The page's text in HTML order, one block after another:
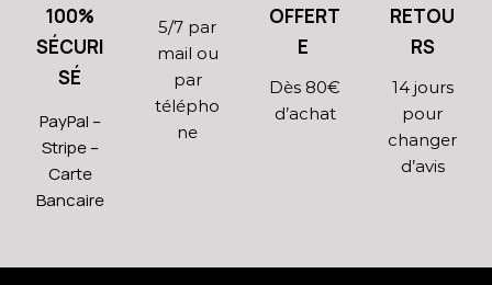
100%
SÉCURI
SÉ
PayPal –
Stripe –
Carte
Bancaire
5/7 par
mail ou
par
télépho
ne
OFFERT
E
Dès 80€
d’achat
RETOU
RS
14 jours
pour
changer
d’avis